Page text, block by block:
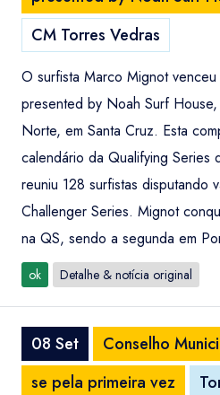
CM Torres Vedras
O surfista Marco Mignot
presented by Noah Surf
Norte, em Santa Cruz. Esta
calendário da Qualifying Series
reuniu 128 surfistas disputando
Challenger Series. Mignot
na QS, sendo a segunda em
ok Detalhe & notícia original
08 Set
Conselho
se pela primeira vez